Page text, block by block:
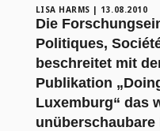
LISA HARMS | 13.08.2010
Die
Politiques,
beschreitet mit
Publikation
Luxemburg“ das
unüberschaubare